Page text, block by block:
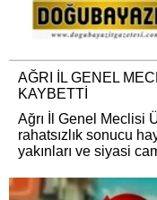
AĞRI İL GENEL
KAYBETTİ
Ağrı İl Genel Meclisi
rahatsızlık sonucu
yakınları ve siyasi